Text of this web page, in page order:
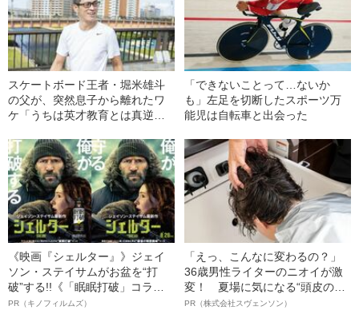
スケートボード王者・堀米雄斗
の父が、突然息子から離れたワ
ケ「うちは英才教育とは真逆で
イクリング」
「できないことって…ないか
も」左足を切断したスポーツ万
能児は自転車と出会った
《映画『シェルター』》ジェイ
ソン・ステイサムがお盆を“打
破”する!!《「眠眠打破」コラ
ボ》
PR（キノフィルムズ）
「えっ、こんなに変わるの？」
36歳男性ライターのニオイが激
変！ 夏場に気になる“頭皮のニ
オイ”や“ベタつき”を解消す
PR（株式会社スヴェンソン）